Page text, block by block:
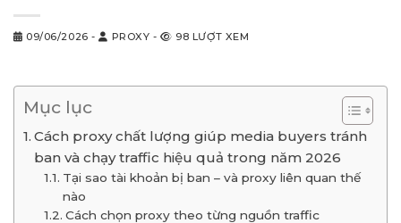
09/06/2026 - PROXY - 98 LƯỢT XEM
Mục lục
Cách proxy chất lượng giúp media buyers tránh
ban và chạy traffic hiệu quả trong năm 2026
Tại sao tài khoản bị ban – và proxy liên quan thế
nào
Cách chọn proxy theo từng nguồn traffic